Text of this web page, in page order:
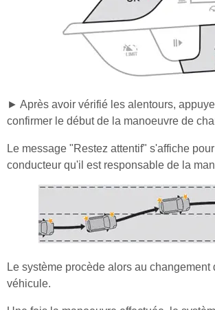
► Après avoir vérifié les alentours,
confirmer le début de la manoeuvre de
Le message "Restez attentif" s'affiche
conducteur qu'il est responsable de la
Le système procède alors au changement
véhicule.